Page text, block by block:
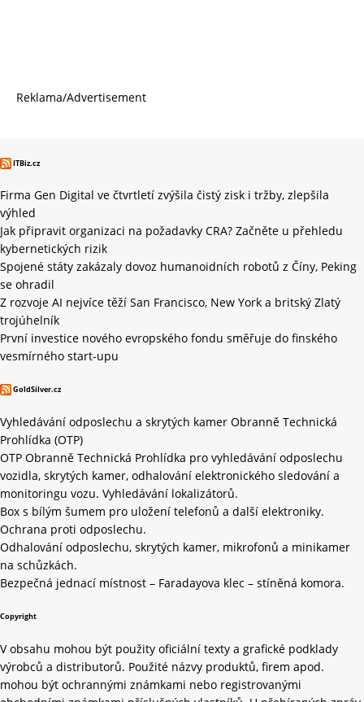
Reklama/Advertisement
ITBiz.cz
Firma Gen Digital ve čtvrtletí zvýšila čistý zisk i tržby, zlepšila
výhled
Jak připravit organizaci na požadavky CRA? Začněte u přehledu
kybernetických rizik
Spojené státy zakázaly dovoz humanoidních robotů z Číny, Peking
se ohradil
Z rozvoje AI nejvíce těží San Francisco, New York a britský Zlatý
trojúhelník
První investice nového evropského fondu směřuje do finského
vesmírného start-upu
GoldSilver.cz
Vyhledávání odposlechu a skrytých kamer Obranně Technická
Prohlídka (OTP)
OTP Obranně Technická Prohlídka pro vyhledávání odposlechu
vozidla, skrytých kamer, odhalování elektronického sledování a
monitoringu vozu. Vyhledávání lokalizátorů.
Box s bílým šumem pro uložení telefonů a další elektroniky.
Ochrana proti odposlechu.
Odhalování odposlechu, skrytých kamer, mikrofonů a minikamer
na schůzkách.
Bezpečná jednací místnost – Faradayova klec – stíněná komora.
Copyright
V obsahu mohou být použity oficiální texty a grafické podklady
výrobců a distributorů. Použité názvy produktů, firem apod.
mohou být ochrannými známkami nebo registrovanými